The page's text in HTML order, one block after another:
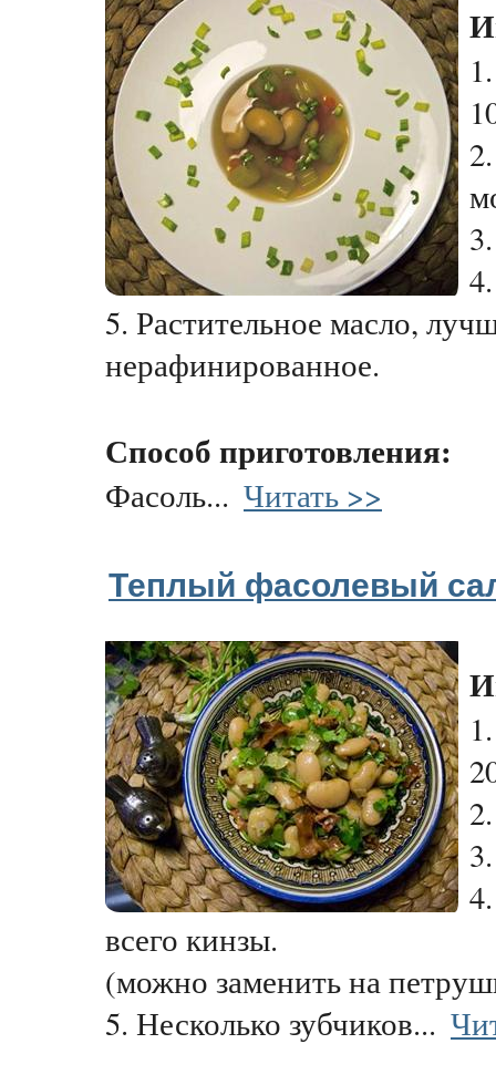
5. Растительное масло,
нерафинированное.
Способ приготовления:
Фасоль... Читать >>
Теплый фасолевый
всего кинзы.
(можно заменить на
5. Несколько зубчиков...